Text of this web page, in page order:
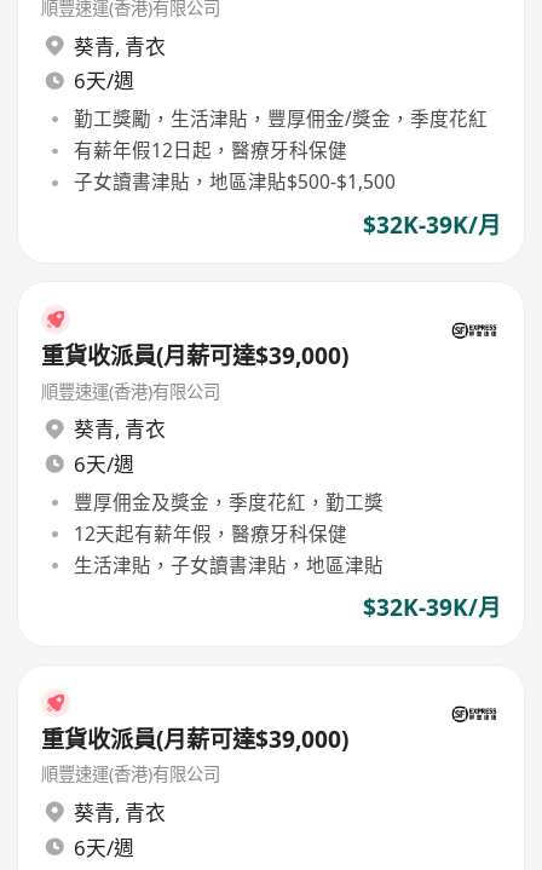
順豐速運(香港)有限公司
葵青, 青衣
6天/週
勤工獎勵，生活津貼，豐厚佣金/獎金，季度花紅
有薪年假12日起，醫療牙科保健
子女讀書津貼，地區津貼$500-$1,500
$32K-39K/月
重貨收派員(月薪可達$39,000)
順豐速運(香港)有限公司
葵青, 青衣
6天/週
豐厚佣金及獎金，季度花紅，勤工獎
12天起有薪年假，醫療牙科保健
生活津貼，子女讀書津貼，地區津貼
$32K-39K/月
重貨收派員(月薪可達$39,000)
順豐速運(香港)有限公司
葵青, 青衣
6天/週